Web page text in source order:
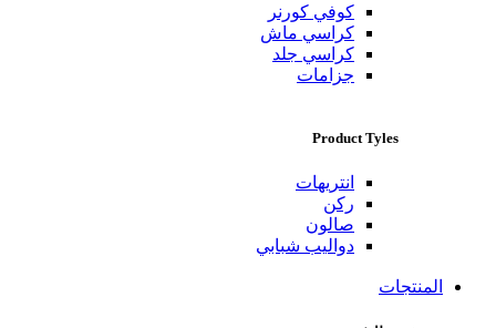
كوفي كورنر
كراسي ماش
كراسي جلد
جزامات
Product Tyles
انتريهات
ركن
صالون
دواليب شبابي
المنتجات